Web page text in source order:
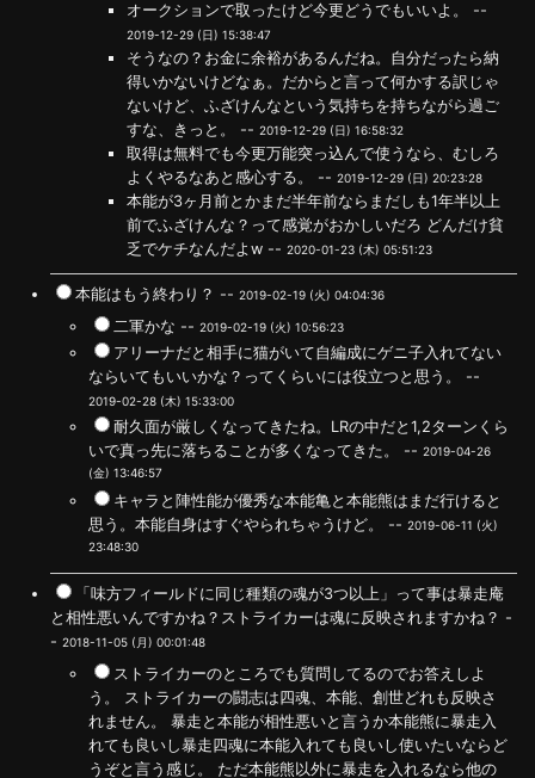
オークションで取ったけど今更どうでもいいよ。 --
2019-12-29 (日) 15:38:47
そうなの？お金に余裕があるんだね。自分だったら納
得いかないけどなぁ。だからと言って何かする訳じゃ
ないけど、ふざけんなという気持ちを持ちながら過ご
すな、きっと。 -- 2019-12-29 (日) 16:58:32
取得は無料でも今更万能突っ込んで使うなら、むしろ
よくやるなあと感心する。 -- 2019-12-29 (日) 20:23:28
本能が3ヶ月前とかまだ半年前ならまだしも1年半以上
前でふざけんな？って感覚がおかしいだろ どんだけ貧
乏でケチなんだよw -- 2020-01-23 (木) 05:51:23
本能はもう終わり？ -- 2019-02-19 (火) 04:04:36
二軍かな -- 2019-02-19 (火) 10:56:23
アリーナだと相手に猫がいて自編成にゲニ子入れてない
ならいてもいいかな？ってくらいには役立つと思う。 --
2019-02-28 (木) 15:33:00
耐久面が厳しくなってきたね。LRの中だと1,2ターンくら
いで真っ先に落ちることが多くなってきた。 -- 2019-04-26
(金) 13:46:57
キャラと陣性能が優秀な本能亀と本能熊はまだ行けると
思う。本能自身はすぐやられちゃうけど。 -- 2019-06-11 (火)
23:48:30
「味方フィールドに同じ種類の魂が3つ以上」って事は暴走庵
と相性悪いんですかね？ストライカーは魂に反映されますかね？ -
- 2018-11-05 (月) 00:01:48
ストライカーのところでも質問してるのでお答えしよ
う。 ストライカーの闘志は四魂、本能、創世どれも反映さ
れません。 暴走と本能が相性悪いと言うか本能熊に暴走入
れても良いし暴走四魂に本能入れても良いし使いたいならど
うぞと言う感じ。 ただ本能熊以外に暴走を入れるなら他の